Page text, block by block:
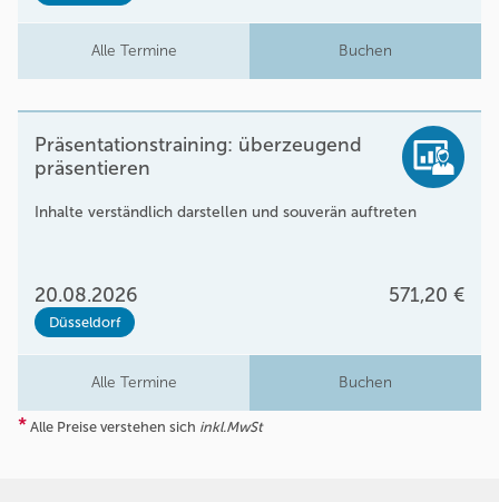
Alle Termine Buchen
Präsentationstraining: überzeugend
präsentieren
Inhalte verständlich darstellen und souverän auftreten
20.08.2026 571,20 €
Düsseldorf
Alle Termine Buchen
* Alle Preise verstehen sich inkl.MwSt